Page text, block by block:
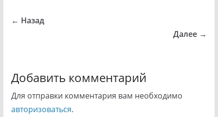
← Назад
Далее →
Добавить комментарий
Для отправки комментария вам необходимо
авторизоваться.